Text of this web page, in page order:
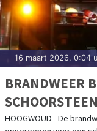
16 maart 2026, 0:04
BRANDWEER
HOOGWOUD - De